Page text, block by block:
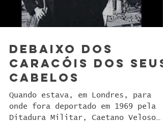
Debaixo Dos
Caracóis Dos Seus
Cabelos
Quando estava, em Londres, para
onde fora deportado em 1969 pela
Ditadura Militar, Caetano Veloso